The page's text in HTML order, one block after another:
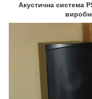
Акустична система